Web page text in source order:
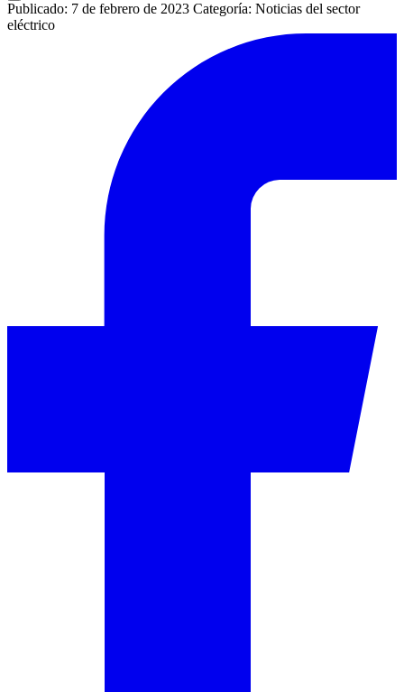
Publicado: 7 de febrero de 2023 Categoría: Noticias del sector
eléctrico